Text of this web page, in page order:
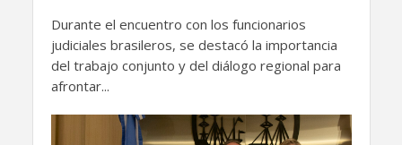
Durante el encuentro con los funcionarios
judiciales brasileros, se destacó la importancia
del trabajo conjunto y del diálogo regional para
afrontar...